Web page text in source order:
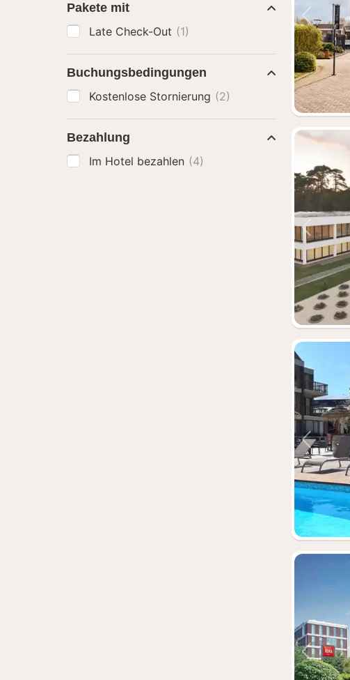
Pakete mit
Late Check-Out (1)
Buchungsbedingungen
Kostenlose Stornierung (2)
Bezahlung
Im Hotel bezahlen (4)